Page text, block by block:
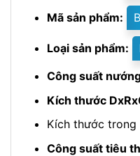
Mã sản phẩm:
Loại sản phẩm:
Công suất
Kích thước
Kích thước
Công suất tiêu